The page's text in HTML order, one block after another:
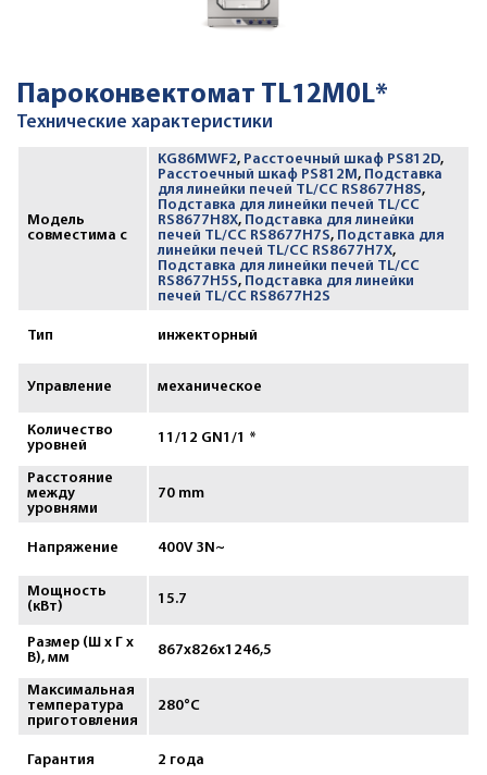
Пароконвектомат TL12M0L*
Технические характеристики
Модель
совместима с
KG86MWF2, Расстоечный шкаф PS812D,
Расстоечный шкаф PS812M, Подставка
для линейки печей TL/CC RS8677H8S,
Подставка для линейки печей TL/CC
RS8677H8X, Подставка для линейки
печей TL/CC RS8677H7S, Подставка для
линейки печей TL/CC RS8677H7X,
Подставка для линейки печей TL/CC
RS8677H5S, Подставка для линейки
печей TL/CC RS8677H2S
Тип инжекторный
Управление механическое
Количество
уровней
11/12 GN1/1 *
Расстояние
между
уровнями
70 mm
Напряжение 400V 3N~
Мощность
(кВт)
15.7
Размер (Ш х Г х
В), мм
867х826х1246,5
Максимальная
температура
приготовления
280°С
Гарантия 2 года